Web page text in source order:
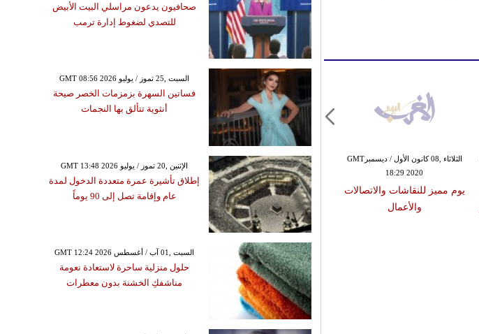
الإثنين ,01 شباط / فبرايرGMT 18:22
2021
يبدأ الشهر مع تنافر بين مركور
وأورانوس
الثلاثاء ,08 كانون الأول / ديسمبرGMT
18:29 2020
يوم مميز للنقاشات والاتصالات
والأعمال
صحافيون يدعون مراسلي البيت الأبيض
للتصدي لضغوط إدارة ترمب
GMT 08:56 2026 السبت ,25 تموز / يوليو
فساتين السهرة بزمزمات الخصر صيحة
أنثوية تتألق بها النجمات
GMT 13:48 2026 الإثنين ,20 تموز / يوليو
إطلاق تأشيرة عمرة متعددة الدخول لمدة
عام وإقامة تصل إلى 90 يوماً
GMT 12:24 2026 السبت ,01 آب / أغسطس
حلول منزلية ساحرة لاستعادة نعومة
مناشفكِ الخشنة بدون معطرات